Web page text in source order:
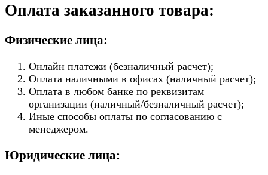
Оплата заказанного товара:
Физические лица:
Онлайн платежи (безналичный расчет);
Оплата наличными в офисах (наличный расчет);
Оплата в любом банке по реквизитам
организации (наличный/безналичный расчет);
Иные способы оплаты по согласованию с
менеджером.
Юридические лица: